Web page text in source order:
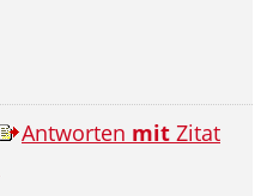
Antworten mit Zitat